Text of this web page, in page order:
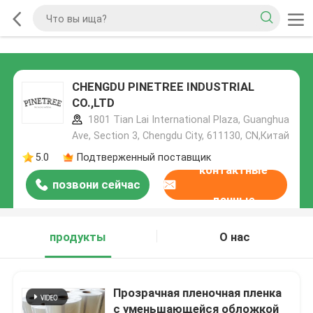
CHENGDU PINETREE INDUSTRIAL
CO.,LTD
1801 Tian Lai International Plaza, Guanghua
Ave, Section 3, Chengdu City, 611130, CN,Китай
5.0
Подтверженный поставщик
позвони сейчас
контактные
данные
продукты О нас
Прозрачная пленочная пленка
с уменьшающейся обложкой